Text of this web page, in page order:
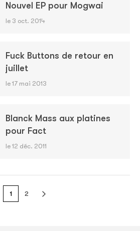
Nouvel EP pour Mogwai
le 3 oct. 2014
Fuck Buttons de retour en
juillet
le 17 mai 2013
Blanck Mass aux platines
pour Fact
le 12 déc. 2011
1 2